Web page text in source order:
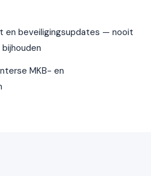
en beveiligingsupdates — nooit
MKB- en